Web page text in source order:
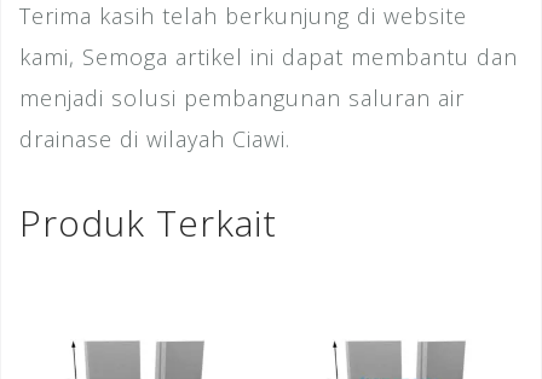
Terima kasih telah berkunjung di website
kami, Semoga artikel ini dapat membantu dan
menjadi solusi pembangunan saluran air
drainase di wilayah Ciawi.
Produk Terkait